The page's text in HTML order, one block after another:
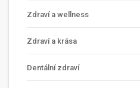
Zdraví a wellness
Zdraví a krása
Dentální zdraví